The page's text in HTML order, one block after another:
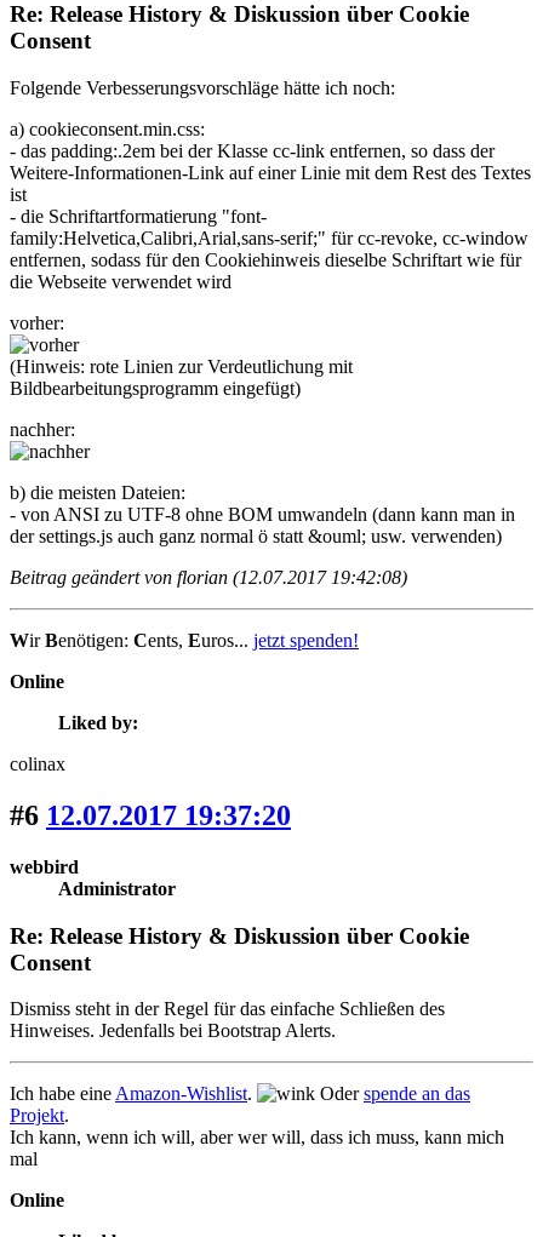
Re: Release History & Diskussion über Cookie
Consent
Folgende Verbesserungsvorschläge hätte ich noch:
a) cookieconsent.min.css:
- das padding:.2em bei der Klasse cc-link entfernen, so dass der
Weitere-Informationen-Link auf einer Linie mit dem Rest des Textes
ist
- die Schriftartformatierung "font-
family:Helvetica,Calibri,Arial,sans-serif;" für cc-revoke, cc-window
entfernen, sodass für den Cookiehinweis dieselbe Schriftart wie für
die Webseite verwendet wird
vorher:
(Hinweis: rote Linien zur Verdeutlichung mit
Bildbearbeitungsprogramm eingefügt)
nachher:
b) die meisten Dateien:
- von ANSI zu UTF-8 ohne BOM umwandeln (dann kann man in
der settings.js auch ganz normal ö statt &ouml; usw. verwenden)
Beitrag geändert von florian (12.07.2017 19:42:08)
WirBenötigen: Cents, Euros... jetzt spenden!
Online
Liked by:
colinax
#6 12.07.2017 19:37:20
webbird
Administrator
Re: Release History & Diskussion über Cookie
Consent
Dismiss steht in der Regel für das einfache Schließen des
Hinweises. Jedenfalls bei Bootstrap Alerts.
Ich habe eine Amazon-Wishlist. Oderspende an das
Projekt.
Ich kann, wenn ich will, aber wer will, dass ich muss, kann mich
mal
Online